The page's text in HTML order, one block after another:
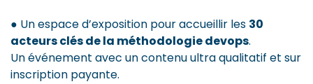
● Un espace d’exposition pour accueillir les 30
acteurs clés de la méthodologie devops.
Un événement avec un contenu ultra qualitatif et sur
inscription payante.